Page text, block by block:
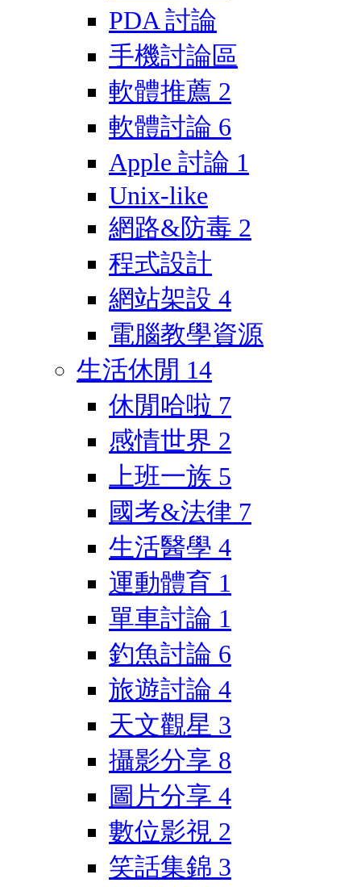
PDA 討論
手機討論區
軟體推薦 2
軟體討論 6
Apple 討論 1
Unix-like
網路&防毒 2
程式設計
網站架設 4
電腦教學資源
生活休閒 14
休閒哈啦 7
感情世界 2
上班一族 5
國考&法律 7
生活醫學 4
運動體育 1
單車討論 1
釣魚討論 6
旅遊討論 4
天文觀星 3
攝影分享 8
圖片分享 4
數位影視 2
笑話集錦 3